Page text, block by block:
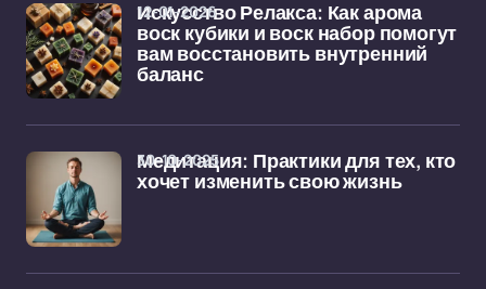
Искусство Релакса: Как арома
воск кубики и воск набор помогут
вам восстановить внутренний
баланс
12-01-2026
Медитация: Практики для тех, кто
хочет изменить свою жизнь
30-10-2025